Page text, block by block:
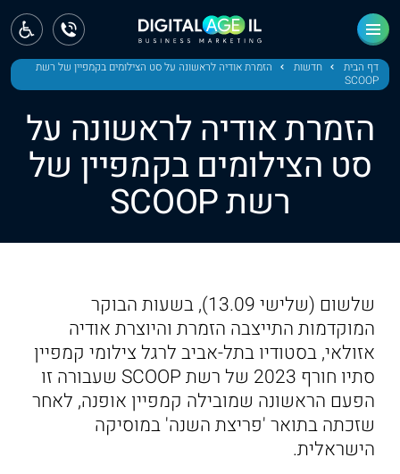
דף הבית חדשות
הזמרת אודיה לראשונה על סט הצילומים בקמפיין של רשת
SCOOP
הזמרת אודיה לראשונה על
סט הצילומים בקמפיין של
רשת SCOOP
שלשום (שלישי 13.09), בשעות הבוקר
המוקדמות התייצבה הזמרת והיוצרת אודיה
אזולאי, בסטודיו בתל-אביב לרגל צילומי קמפיין
סתיו חורף 2023 של רשת SCOOP שעבורה זו
הפעם הראשונה שמובילה קמפיין אופנה, לאחר
שזכתה בתואר 'פריצת השנה' במוסיקה
הישראלית.
ראשי
חדשות
מחוז חיפה
מחוז מרכז
תל אביב